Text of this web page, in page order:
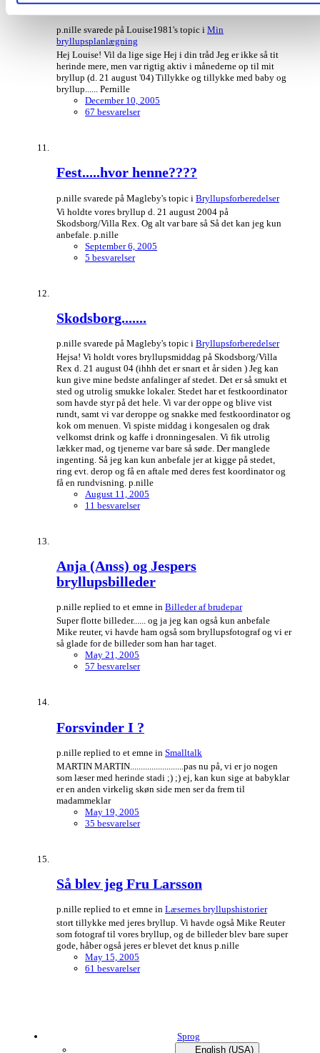
Louise & Franks bryllup 19/5-07
p.nille svarede på Louise1981's topic i Min
bryllupsplanlægning
Hej Louise! Vil da lige sige Hej i din tråd Jeg er ikke så tit
herinde mere, men var rigtig aktiv i månederne op til mit
bryllup (d. 21 august '04) Tillykke og tillykke med baby og
bryllup...... Pernille
December 10, 2005
67 besvarelser
Fest.....hvor henne????
p.nille svarede på Magleby's topic i Bryllupsforberedelser
Vi holdte vores bryllup d. 21 august 2004 på
Skodsborg/Villa Rex. Og alt var bare så Så det kan jeg kun
anbefale. p.nille
September 6, 2005
5 besvarelser
Skodsborg.......
p.nille svarede på Magleby's topic i Bryllupsforberedelser
Hejsa! Vi holdt vores bryllupsmiddag på Skodsborg/Villa
Rex d. 21 august 04 (ihhh det er snart et år siden ) Jeg kan
kun give mine bedste anfalinger af stedet. Det er så smukt et
sted og utrolig smukke lokaler. Stedet har et festkoordinator
som havde styr på det hele. Vi var der oppe og blive vist
rundt, samt vi var deroppe og snakke med festkoordinator og
kok om menuen. Vi spiste middag i kongesalen og drak
velkomst drink og kaffe i dronningesalen. Vi fik utrolig
lækker mad, og tjenerne var bare så søde. Der manglede
ingenting. Så jeg kan kun anbefale jer at kigge på stedet,
ring evt. derop og få en aftale med deres fest koordinator og
få en rundvisning. p.nille
August 11, 2005
11 besvarelser
Anja (Anss) og Jespers
bryllupsbilleder
p.nille replied to et emne in Billeder af brudepar
Super flotte billeder...... og ja jeg kan også kun anbefale
Mike reuter, vi havde ham også som bryllupsfotograf og vi er
så glade for de billeder som han har taget.
May 21, 2005
57 besvarelser
Forsvinder I ?
p.nille replied to et emne in Smalltalk
MARTIN MARTIN.........................pas nu på, vi er jo nogen
som læser med herinde stadi ;) ;) ej, kan kun sige at babyklar
er en anden virkelig skøn side men ser da frem til
madammeklar
May 19, 2005
35 besvarelser
Så blev jeg Fru Larsson
p.nille replied to et emne in Læsernes bryllupshistorier
stort tillykke med jeres bryllup. Vi havde også Mike Reuter
som fotograf til vores bryllup, og de billeder blev bare super
gode, håber også jeres er blevet det knus p.nille
May 15, 2005
61 besvarelser
Sprog
English (USA)